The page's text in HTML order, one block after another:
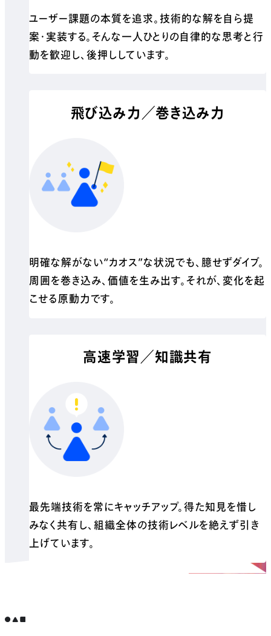
ユーザー課題の本質を追求。技術的な解を自ら提
案・実装する。そんな一人ひとりの自律的な思考と行
動を歓迎し、後押ししています。
飛び込み力／巻き込み力
明確な解がない“カオス”な状況でも、臆せずダイブ。
周囲を巻き込み、価値を生み出す。それが、変化を起
こせる原動力です。
高速学習／知識共有
最先端技術を常にキャッチアップ。得た知見を惜し
みなく共有し、組織全体の技術レベルを絶えず引き
上げています。